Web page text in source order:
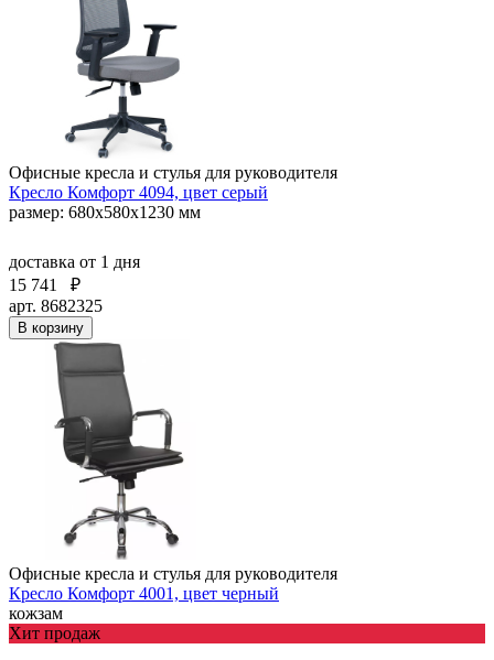
Офисные кресла и стулья для руководителя
Кресло Комфорт 4094, цвет серый
размер: 680х580х1230 мм
доставка от 1 дня
15 741
₽
арт. 8682325
В корзину
Офисные кресла и стулья для руководителя
Кресло Комфорт 4001, цвет черный
кожзам
Хит продаж